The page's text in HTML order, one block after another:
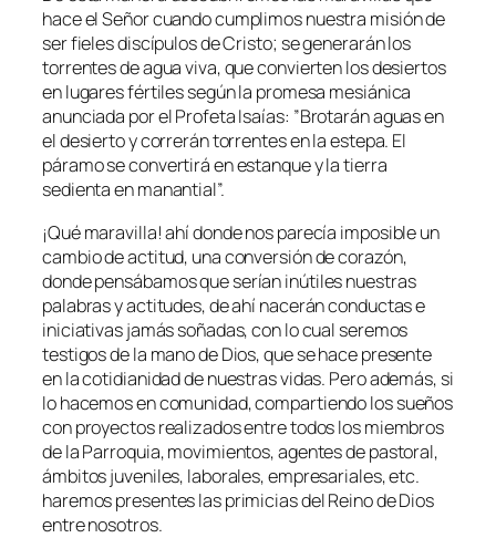
hace el Señor cuando cumplimos nuestra misión de
ser fieles discípulos de Cristo; se generarán los
torrentes de agua viva, que convierten los desiertos
en lugares fértiles según la promesa mesiánica
anunciada por el Profeta Isaías: ”Brotarán aguas en
el desierto y correrán torrentes en la estepa. El
páramo se convertirá en estanque y la tierra
sedienta en manantial”.
¡Qué maravilla! ahí donde nos parecía imposible un
cambio de actitud, una conversión de corazón,
donde pensábamos que serían inútiles nuestras
palabras y actitudes, de ahí nacerán conductas e
iniciativas jamás soñadas, con lo cual seremos
testigos de la mano de Dios, que se hace presente
en la cotidianidad de nuestras vidas. Pero además, si
lo hacemos en comunidad, compartiendo los sueños
con proyectos realizados entre todos los miembros
de la Parroquia, movimientos, agentes de pastoral,
ámbitos juveniles, laborales, empresariales, etc.
haremos presentes las primicias del Reino de Dios
entre nosotros.